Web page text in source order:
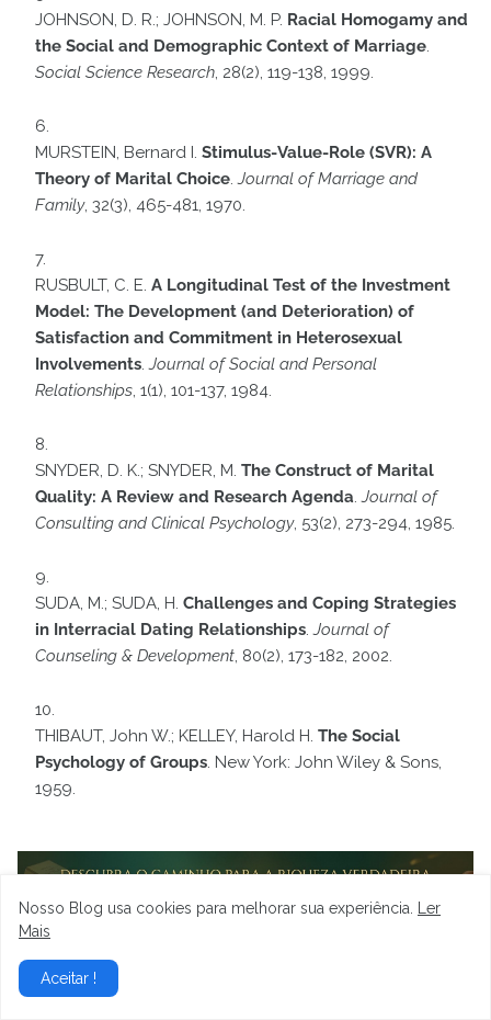
JOHNSON, D. R.; JOHNSON, M. P. Racial Homogamy and
the Social and Demographic Context of Marriage
Social Science Research , 28(2), 119-138, 1999.
MURSTEIN, Bernard I. Stimulus-Value-Role (SVR): A
Theory of Marital Choice Journal of Marriage and
Family, 32(3), 465-481, 1970.
RUSBULT, C. E. A Longitudinal Test of the Investment
Model: The Development (and Deterioration) of
Satisfaction and Commitment in Heterosexual
Involvements Journal of Social and Personal
Relationships , 1(1), 101-137, 1984.
SNYDER, D. K.; SNYDER, M. The Construct of Marital
Quality: A Review and Research Agenda Journal of
Consulting and Clinical Psychology, 53(2), 273-294, 1985.
SUDA, M.; SUDA, H. Challenges and Coping Strategies
in Interracial Dating Relationships Journal of
Counseling & Development , 80(2), 173-182, 2002.
THIBAUT, John W.; KELLEY, Harold H. The Social
Psychology of Groups . New York: John Wiley & Sons,
1959.
Nosso Blog usa cookies para melhorar sua experiência.
Ler
Mais
Aceitar !